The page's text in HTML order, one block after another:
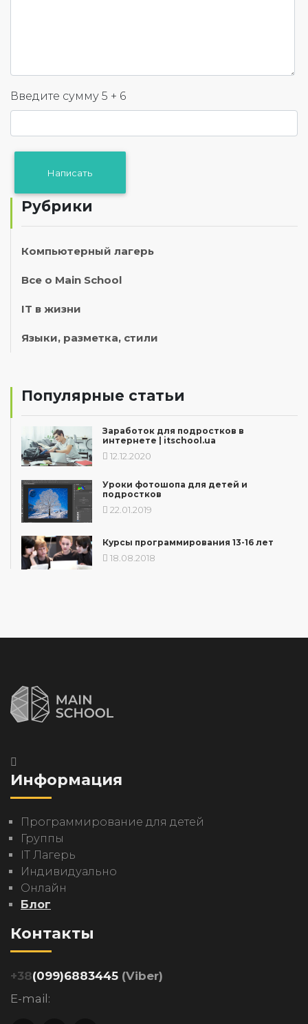
Введите сумму 5 + 6
Рубрики
Компьютерный лагерь
Все о Main School
IT в жизни
Языки, разметка, стили
Популярные статьи
Заработок для подростков в
интернете | itschool.ua
12.12.2020
Уроки фотошопа для детей и
подростков
22.01.2019
Курсы программирования 13-16 лет
18.08.2018
Информация
Программирование для детей
Группы
IT Лагерь
Индивидуально
Онлайн
Блог
Контакты
+38(099)6883445 (Viber)
E-mail: